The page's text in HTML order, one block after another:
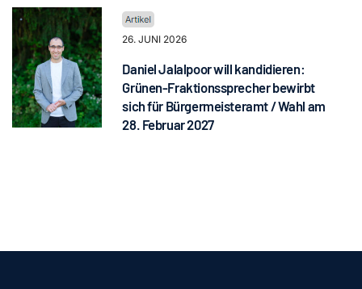
26. JUNI 2026
Daniel Jalalpoor will kandidieren:
Grünen-Fraktionssprecher bewirbt
sich für Bürgermeisteramt / Wahl am
28. Februar 2027